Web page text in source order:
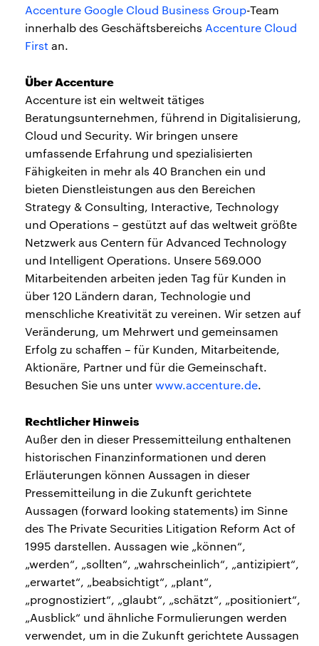
Accenture Google Cloud Business Group-Team
innerhalb des Geschäftsbereichs Accenture Cloud
First an.
Über Accenture
Accenture ist ein weltweit tätiges
Beratungsunternehmen, führend in Digitalisierung,
Cloud und Security. Wir bringen unsere
umfassende Erfahrung und spezialisierten
Fähigkeiten in mehr als 40 Branchen ein und
bieten Dienstleistungen aus den Bereichen
Strategy & Consulting, Interactive, Technology
und Operations – gestützt auf das weltweit größte
Netzwerk aus Centern für Advanced Technology
und Intelligent Operations. Unsere 569.000
Mitarbeitenden arbeiten jeden Tag für Kunden in
über 120 Ländern daran, Technologie und
menschliche Kreativität zu vereinen. Wir setzen auf
Veränderung, um Mehrwert und gemeinsamen
Erfolg zu schaffen – für Kunden, Mitarbeitende,
Aktionäre, Partner und für die Gemeinschaft.
Besuchen Sie uns unterwww.accenture.de.
Rechtlicher Hinweis
Außer den in dieser Pressemitteilung enthaltenen
historischen Finanzinformationen und deren
Erläuterungen können Aussagen in dieser
Pressemitteilung in die Zukunft gerichtete
Aussagen (forward looking statements) im Sinne
des The Private Securities Litigation Reform Act of
1995 darstellen. Aussagen wie „können“,
„werden“, „sollten“, „wahrscheinlich“, „antizipiert“,
„erwartet“, „beabsichtigt“, „plant“,
„prognostiziert“, „glaubt“, „schätzt“, „positioniert“,
„Ausblick“ und ähnliche Formulierungen werden
verwendet, um in die Zukunft gerichtete Aussagen